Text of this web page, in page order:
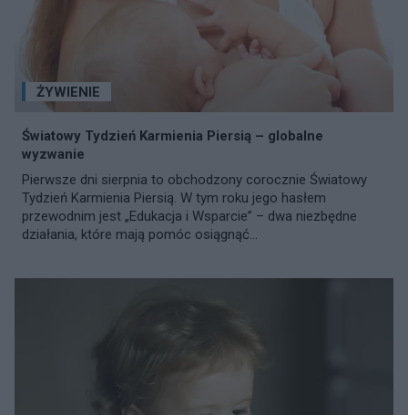
ŻYWIENIE
Światowy Tydzień Karmienia Piersią – globalne
wyzwanie
Pierwsze dni sierpnia to obchodzony corocznie Światowy
Tydzień Karmienia Piersią. W tym roku jego hasłem
przewodnim jest „Edukacja i Wsparcie” – dwa niezbędne
działania, które mają pomóc osiągnąć...